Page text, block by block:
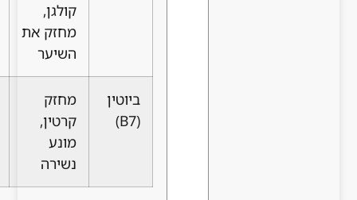
פלפלים,
עלים
ירוקים
מחזק
קרטין,
ביצים,
אגוזים,
דגנים
מלאים